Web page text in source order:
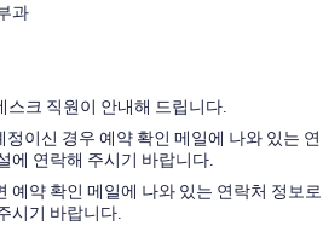
과
스크 직원이 안내해 드립니다.
이신 경우 예약 확인 메일에 나와 있는 연
에 연락해 주시기 바랍니다.
예약 확인 메일에 나와 있는 연락처 정보로
시기 바랍니다.